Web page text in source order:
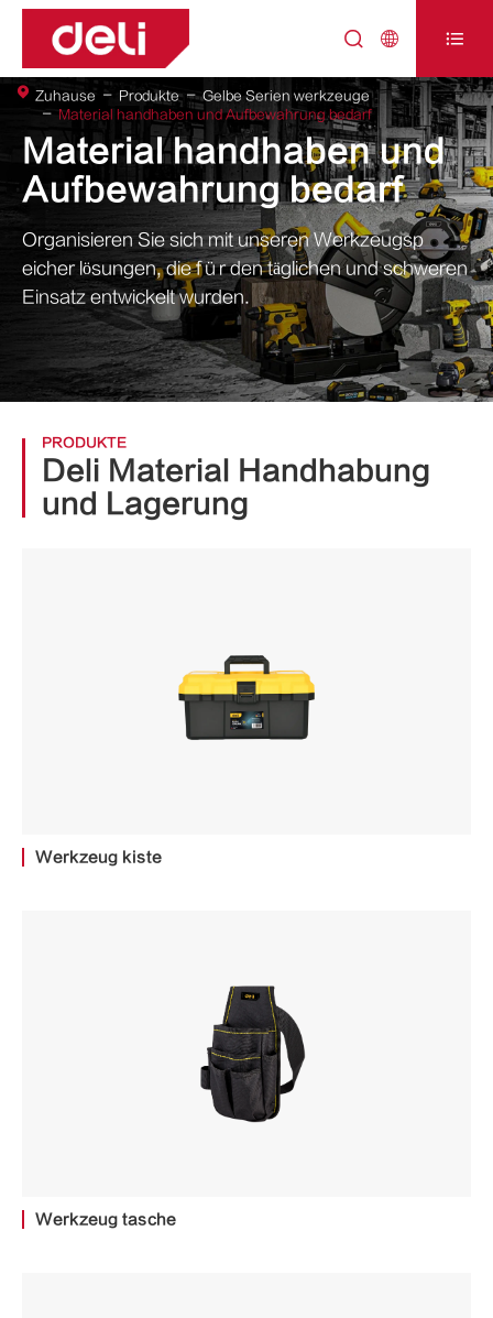
  
Material handhaben und
Aufbewahrung bedarf
Organisieren Sie sich mit unseren Werkzeugsp
eicher lösungen, die für den täglichen und schweren
Einsatz entwickelt wurden.
Zuhause Produkte
Gelbe Serien werkzeuge
Material handhaben und Aufbewahrung bedarf
PRODUKTE
Deli Material Handhabung
und Lagerung
Werkzeug kiste
Werkzeug tasche